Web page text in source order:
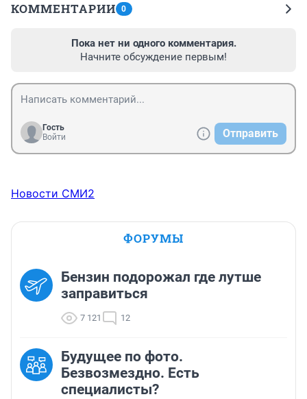
КОММЕНТАРИИ 0
Пока нет ни одного комментария.
Начните обсуждение первым!
Гость
Войти
Отправить
Новости СМИ2
ФОРУМЫ
Бензин подорожал где лутше
заправиться
7 121 12
Будущее по фото.
Безвозмездно. Есть
специалисты?